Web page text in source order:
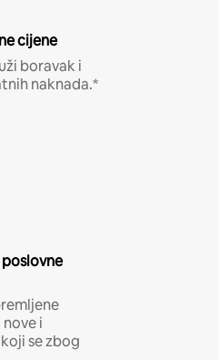
cijene
boravak i
naknada.*
i
se zbog